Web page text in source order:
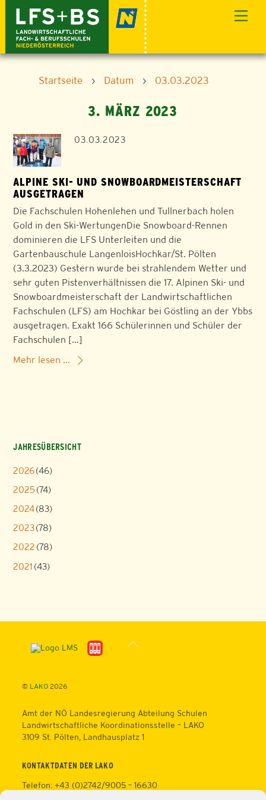
content
Startseite › Datum › 03.03.2023
3. MÄRZ 2023
03.03.2023
ALPINE SKI- UND SNOWBOARDMEISTERSCHAFT
AUSGETRAGEN
Die Fachschulen Hohenlehen und Tullnerbach holen
Gold in den Ski-WertungenDie Snowboard-Rennen
dominieren die LFS Unterleiten und die
Gartenbauschule LangenloisHochkar/St. Pölten
(3.3.2023) Gestern wurde bei strahlendem Wetter und
sehr guten Pistenverhältnissen die 17. Alpinen Ski- und
Snowboardmeisterschaft der Landwirtschaftlichen
Fachschulen (LFS) am Hochkar bei Göstling an der Ybbs
ausgetragen. Exakt 166 Schülerinnen und Schüler der
Fachschulen […]
Mehr lesen ...
JAHRESÜBERSICHT
2026(46)
2025 (74)
2024(83)
2023(78)
2022 (78)
2021 (43)
Back
© LAKO2026
Amt der NÖ Landesregierung Abteilung Schulen
Landwirtschaftliche Koordinationsstelle – LAKO
3109 St. Pölten, Landhausplatz 1
KONTAKTDATEN DER LAKO
Telefon: +43 (0)2742/9005 – 16630